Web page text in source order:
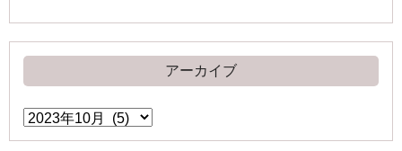
アーカイブ
ア
ー